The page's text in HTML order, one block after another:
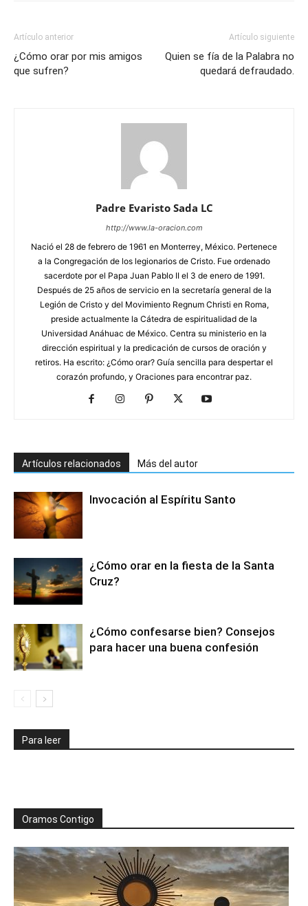
Artículo anterior
¿Cómo orar por mis amigos
que sufren?
Artículo siguiente
Quien se fía de la Palabra no
quedará defraudado.
Padre Evaristo Sada LC
http://www.la-oracion.com
Nació el 28 de febrero de 1961 en Monterrey, México. Pertenece
a la Congregación de los legionarios de Cristo. Fue ordenado
sacerdote por el Papa Juan Pablo II el 3 de enero de 1991.
Después de 25 años de servicio en la secretaría general de la
Legión de Cristo y del Movimiento Regnum Christi en Roma,
preside actualmente la Cátedra de espiritualidad de la
Universidad Anáhuac de México. Centra su ministerio en la
dirección espiritual y la predicación de cursos de oración y
retiros. Ha escrito: ¿Cómo orar? Guía sencilla para despertar el
corazón profundo, y Oraciones para encontrar paz.
Artículos relacionados Más del autor
Invocación al Espíritu Santo
¿Cómo orar en la fiesta de la Santa
Cruz?
¿Cómo confesarse bien? Consejos
para hacer una buena confesión
Para leer
Oramos Contigo